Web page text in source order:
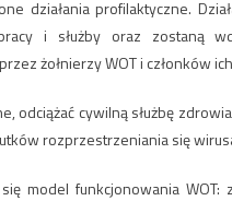
działania profilaktyczne.
i służby oraz zostaną
żołnierzy WOT i członków
odciążać cywilną służbę
rozprzestrzeniania się
model funkcjonowania